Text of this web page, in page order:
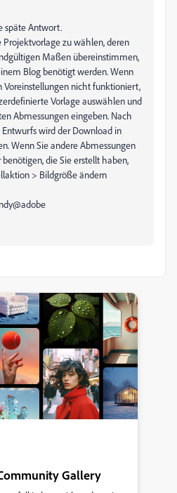
späte Antwort.
zu wählen, deren
Maßen übereinstimmen,
Blog benötigt werden. Wenn
Voreinstellungen nicht funktioniert,
Vorlage auswählen und
Abmessungen eingeben. Nach
wird der Download in
Wenn Sie andere Abmessungen
die Sie erstellt haben,
> Bildgröße ändern
Gallery